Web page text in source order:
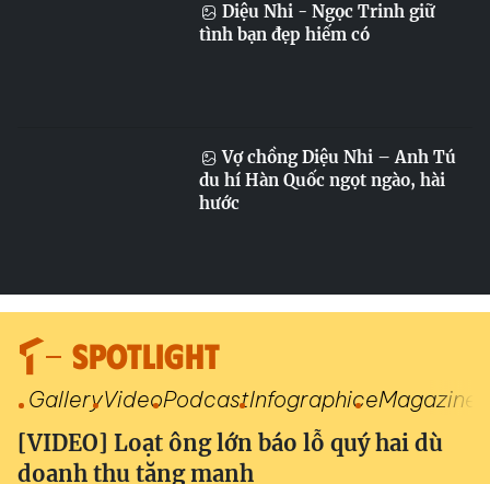
Diệu Nhi - Ngọc Trinh giữ
tình bạn đẹp hiếm có
Vợ chồng Diệu Nhi – Anh Tú
du hí Hàn Quốc ngọt ngào, hài
hước
SPOTLIGHT
GalleryVideoPodcastInfographiceMagazine
[VIDEO] Loạt ông lớn báo lỗ quý hai dù
doanh thu tăng mạnh